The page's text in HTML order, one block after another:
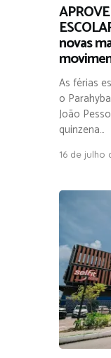
novas
As férias
o
João
quinzena…
16 de julho